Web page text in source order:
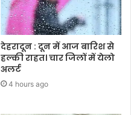
देहरादून : दून में आज बारिश से
हल्की राहत। चार जिलों में येलो
अलर्ट
4 hours ago